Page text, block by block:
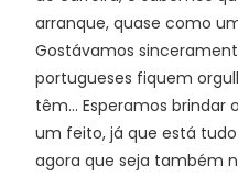
arranque, quase como
Gostávamos
portugueses fiquem
têm... Esperamos brindar
um feito, já que está
agora que seja também